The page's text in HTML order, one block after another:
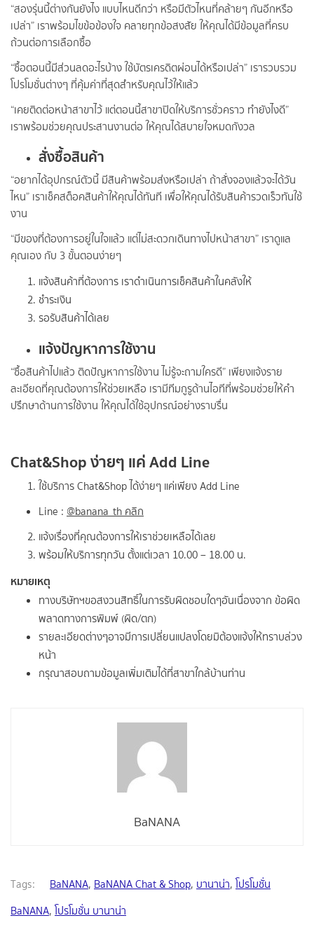
“สองรุ่นนี้ต่างกันยังไง แบบไหนดีกว่า หรือมีตัวไหนที่คล้ายๆ กันอีกหรือ
เปล่า” เราพร้อมไขข้อข้องใจ คลายทุกข้อสงสัย ให้คุณได้มีข้อมูลที่ครบ
ถ้วนต่อการเลือกซื้อ
“ซื้อตอนนี้มีส่วนลดอะไรบ้าง ใช้บัตรเครดิตผ่อนได้หรือเปล่า” เรารวบรวม
โปรโมชั่นต่างๆ ที่คุ้มค่าที่สุดสำหรับคุณไว้ให้แล้ว
“เคยติดต่อหน้าสาขาไว้ แต่ตอนนี้สาขาปิดให้บริการชั่วคราว ทำยังไงดี”
เราพร้อมช่วยคุณประสานงานต่อ ให้คุณได้สบายใจหมดกังวล
สั่งซื้อสินค้า
“อยากได้อุปกรณ์ตัวนี้ มีสินค้าพร้อมส่งหรือเปล่า ถ้าสั่งจองแล้วจะได้วัน
ไหน” เราเช็คสต็อคสินค้าให้คุณได้ทันที เพื่อให้คุณได้รับสินค้ารวดเร็วทันใช้
งาน
“มีของที่ต้องการอยู่ในใจแล้ว แต่ไม่สะดวกเดินทางไปหน้าสาขา” เราดูแล
คุณเอง กับ 3 ขั้นตอนง่ายๆ
แจ้งสินค้าที่ต้องการ เราดำเนินการเช็คสินค้าในคลังให้
ชำระเงิน
รอรับสินค้าได้เลย
แจ้งปัญหาการใช้งาน
“ซื้อสินค้าไปแล้ว ติดปัญหาการใช้งาน ไม่รู้จะถามใครดี” เพียงแจ้งราย
ละเอียดที่คุณต้องการให้ช่วยเหลือ เรามีทีมกูรูด้านไอทีที่พร้อมช่วยให้คำ
ปรึกษาด้านการใช้งาน ให้คุณได้ใช้อุปกรณ์อย่างราบรื่น
Chat&Shop ง่ายๆ แค่ Add Line
ใช้บริการ Chat&Shop ได้ง่ายๆ แค่เพียง Add Line
Line : @‌banana_th คลิก
แจ้งเรื่องที่คุณต้องการให้เราช่วยเหลือได้เลย
พร้อมให้บริการทุกวัน ตั้งแต่เวลา 10.00 – 18.00 น.
หมายเหตุ
ทางบริษัทฯขอสงวนสิทธิ์ในการรับผิดชอบใดๆอันเนื่องจาก ข้อผิด
พลาดทางการพิมพ์ (ผิด/ตก)
รายละเอียดต่างๆอาจมีการเปลี่ยนแปลงโดยมิต้องแจ้งให้ทราบล่วง
หน้า
กรุณาสอบถามข้อมูลเพิ่มเติมได้ที่สาขาใกล้บ้านท่าน
BaNANA
Tags: BaNANA, BaNANA Chat & Shop, บานาน่า, โปรโมชั่น
BaNANA, โปรโมชั่น บานาน่า